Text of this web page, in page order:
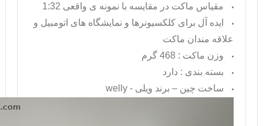
مقیاس ماکت در مقایسه با نمونه ی واقعی 1:32
ایده آل برای کلکسیونرها و نمایشگاه های اتومبیل و
علاقه مندان ماکت
وزن ماکت : 468 گرم
بسته بندی : دارد
ساخت چین – برند ویلی - welly